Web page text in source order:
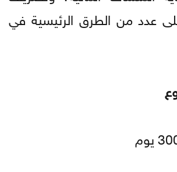
عدد من الطرق الرئيسية في